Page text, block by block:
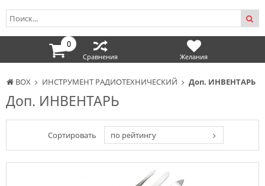
BOX ИНСТРУМЕНТ РАДИОТЕХНИЧЕСКИЙ Доп. ИНВЕНТАРЬ
Доп. ИНВЕНТАРЬ
Сортировать по рейтингу
0
Сравнения Желания